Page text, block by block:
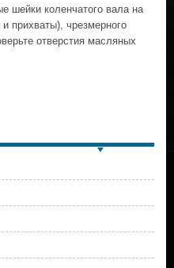
шейки коленчатого вала на
прихваты), чрезмерного
отверстия масляных